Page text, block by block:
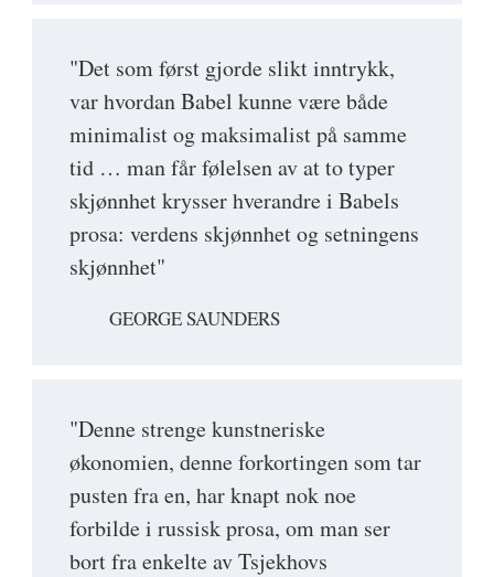
"Det som først gjorde slikt inntrykk,
var hvordan Babel kunne være både
minimalist og maksimalist på samme
tid … man får følelsen av at to typer
skjønnhet krysser hverandre i Babels
prosa: verdens skjønnhet og setningens
skjønnhet"
GEORGE SAUNDERS
"Denne strenge kunstneriske
økonomien, denne forkortingen som tar
pusten fra en, har knapt nok noe
forbilde i russisk prosa, om man ser
bort fra enkelte av Tsjekhovs